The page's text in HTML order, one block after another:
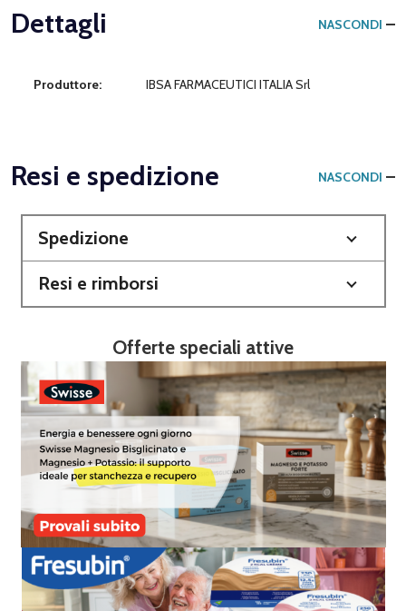
Dettagli NASCONDI
Produttore: IBSA FARMACEUTICI ITALIA Srl
Resi e spedizione NASCONDI
Spedizione
Resi e rimborsi
Offerte speciali attive